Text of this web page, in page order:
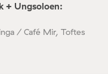
+ Ungsoloen:
/ Café Mir, Toftes